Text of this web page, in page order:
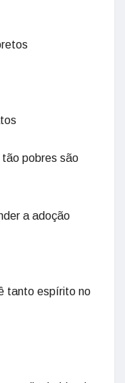
tão pobres são
a adoção
tanto espírito no